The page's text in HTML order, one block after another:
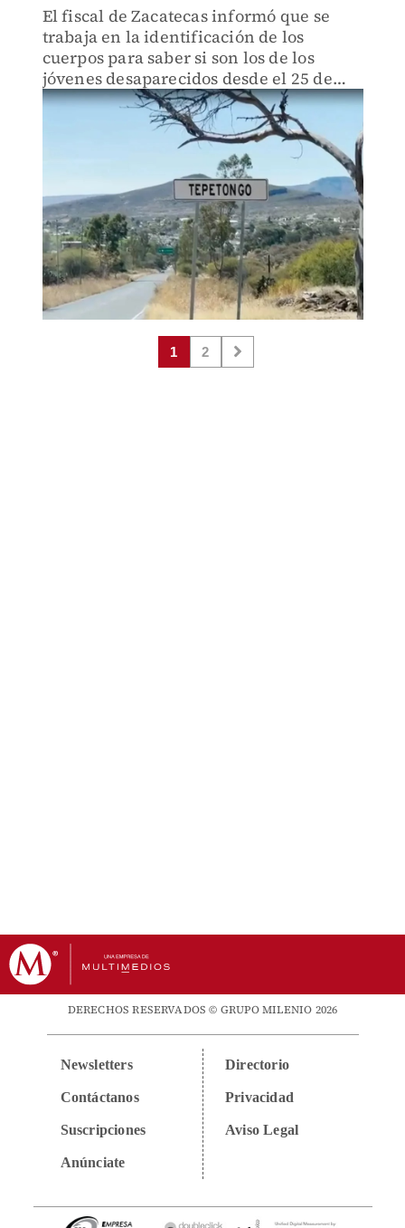
El fiscal de Zacatecas informó que se
trabaja en la identificación de los
cuerpos para saber si son los de los
jóvenes desaparecidos desde el 25 de
diciembre.
1 2
DERECHOS RESERVADOS © GRUPO MILENIO 2026
Newsletters
Contáctanos
Suscripciones
Anúnciate
Directorio
Privacidad
Aviso Legal